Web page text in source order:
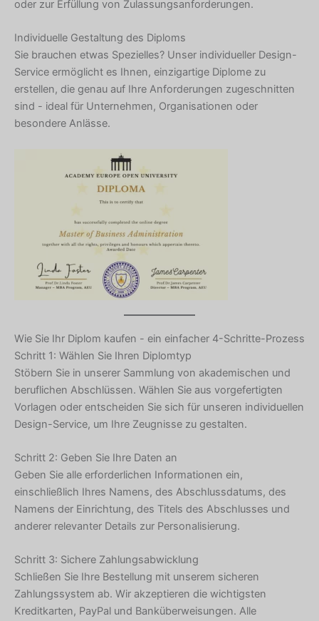
oder zur Erfüllung von Zulassungsanforderungen.
Individuelle Gestaltung des Diploms
Sie brauchen etwas Spezielles? Unser individueller Design-
Service ermöglicht es Ihnen, einzigartige Diplome zu
erstellen, die genau auf Ihre Anforderungen zugeschnitten
sind - ideal für Unternehmen, Organisationen oder
besondere Anlässe.
Wie Sie Ihr Diplom kaufen - ein einfacher 4-Schritte-Prozess
Schritt 1: Wählen Sie Ihren Diplomtyp
Stöbern Sie in unserer Sammlung von akademischen und
beruflichen Abschlüssen. Wählen Sie aus vorgefertigten
Vorlagen oder entscheiden Sie sich für unseren individuellen
Design-Service, um Ihre Zeugnisse zu gestalten.
Schritt 2: Geben Sie Ihre Daten an
Geben Sie alle erforderlichen Informationen ein,
einschließlich Ihres Namens, des Abschlussdatums, des
Namens der Einrichtung, des Titels des Abschlusses und
anderer relevanter Details zur Personalisierung.
Schritt 3: Sichere Zahlungsabwicklung
Schließen Sie Ihre Bestellung mit unserem sicheren
Zahlungssystem ab. Wir akzeptieren die wichtigsten
Kreditkarten, PayPal und Banküberweisungen. Alle